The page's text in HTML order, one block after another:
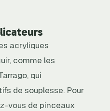
acryliques
comme les
qui
de souplesse. Pour
vous de pinceaux